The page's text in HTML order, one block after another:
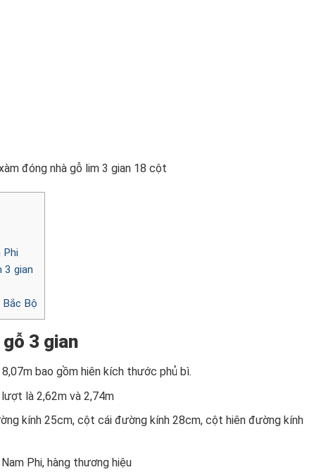
đóng nhà gỗ lim 3 gian 18 cột
3 gian
Bộ
3 gian
bao gồm hiên kích thước phủ bì.
là 2,62m và 2,74m
kính 25cm, cột cái đường kính 28cm, cột hiên đường kính
Phi, hàng thương hiệu